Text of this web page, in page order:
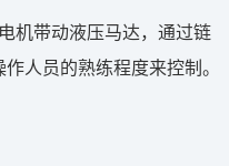
机带动液压马达，通过链
人员的熟练程度来控制。